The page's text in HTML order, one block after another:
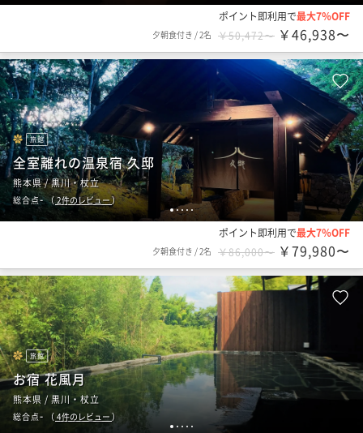
ポイント即利用で最大7％OFF
夕朝食付き /2名 ￥50,472〜 ￥46,938〜
12345
旅館
全室離れの温泉宿 久邸
熊本県 / 黒川・杖立
総合点-（2件のレビュー）
ポイント即利用で最大7％OFF
夕朝食付き /2名 ￥86,000〜 ￥79,980〜
1 2 3 4 5
旅館
お宿 花風月
熊本県 / 黒川・杖立
総合点- （ 4件のレビュー）